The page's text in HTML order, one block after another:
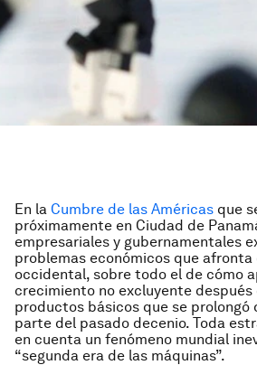
En la Cumbre de las Américas que
próximamente en Ciudad de
empresariales y gubernamentales
problemas económicos que afronta
occidental, sobre todo el de cómo
crecimiento no excluyente después
productos básicos que se prolongó
parte del pasado decenio. Toda
en cuenta un fenómeno mundial
“segunda era de las máquinas”.